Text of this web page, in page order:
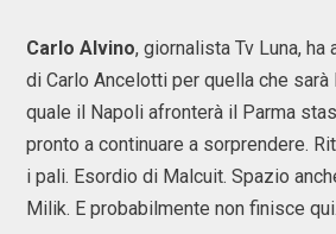
Carlo Alvino, giornalista Tv Luna,
di Carlo Ancelotti per quella che
quale il Napoli afronterà il Parma
pronto a continuare a sorprendere.
i pali. Esordio di Malcuit. Spazio
Milik. E probabilmente non finisce